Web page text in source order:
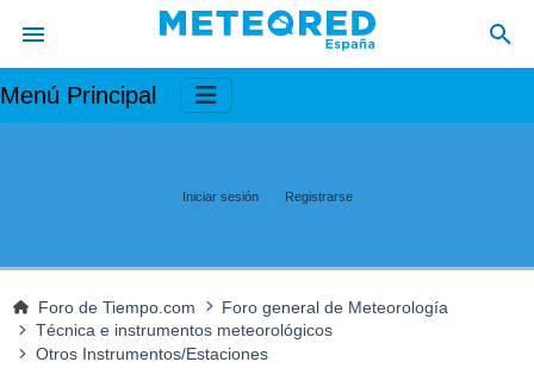
Menú Principal
Iniciar sesión Registrarse
Foro de Tiempo.com
Foro general de Meteorología
Técnica e instrumentos meteorológicos
Otros Instrumentos/Estaciones